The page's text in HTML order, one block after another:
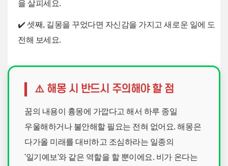
을 살피세요.
✔️ 셋째, 길몽을 꾸었다면 자신감을 가지고 새로운 일에 도
전해 보세요.
⚠️ 해몽 시 반드시 주의해야 할 점
꿈의 내용이 흉몽에 가깝다고 해서 하루 종일
우울해하거나 불안해할 필요는 전혀 없어요. 해몽은
다가올 미래를 대비하고 조심하라는 일종의
'일기예보'와 같은 역할을 할 뿐이에요. 비가 온다는